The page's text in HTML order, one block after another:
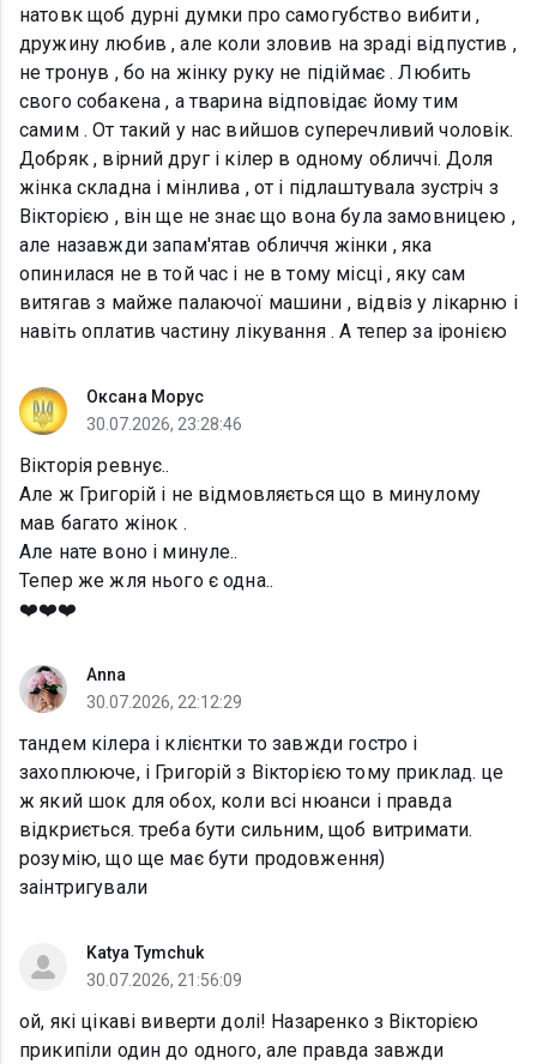
натовк щоб дурні думки про самогубство вибити ,
дружину любив , але коли зловив на зраді відпустив ,
не тронув , бо на жінку руку не підіймає . Любить
свого собакена , а тварина відповідає йому тим
самим . От такий у нас вийшов суперечливий чоловік.
Добряк , вірний друг і кілер в одному обличчі. Доля
жінка складна і мінлива , от і підлаштувала зустріч з
Вікторією , він ще не знає що вона була замовницею ,
але назавжди запам'ятав обличчя жінки , яка
опинилася не в той час і не в тому місці , яку сам
витягав з майже палаючої машини , відвіз у лікарню і
навіть оплатив частину лікування . А тепер за іронією
Оксана Морус
30.07.2026, 23:28:46
Вікторія ревнує..
Але ж Григорій і не відмовляється що в минулому
мав багато жінок .
Але нате воно і минуле..
Тепер же жля нього є одна..
❤️❤️❤️
Anna
30.07.2026, 22:12:29
тандем кілера і клієнтки то завжди гостро і
захоплююче, і Григорій з Вікторією тому приклад. це
ж який шок для обох, коли всі нюанси і правда
відкриється. треба бути сильним, щоб витримати.
розумію, що ще має бути продовження)
заінтригували
Katya Tymchuk
30.07.2026, 21:56:09
ой, які цікаві виверти долі! Назаренко з Вікторією
прикипіли один до одного, але правда завжди